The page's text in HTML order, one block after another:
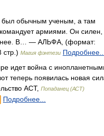
был обычным ученым, а там
армиями. Он силен,
В… — АЛЬФА, (формат:
стр.) Магия фэнтези Подробнее...
идет война с
теперь появилась новая
АСТ, Попаданец (АСТ)
Подробнее...